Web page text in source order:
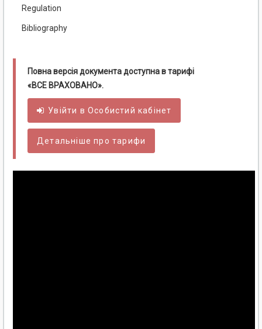
Regulation
Bibliography
Повна версія документа доступна в тарифі
«ВСЕ ВРАХОВАНО».
Увійти вОсобистий кабінет
Детальніше про тарифи